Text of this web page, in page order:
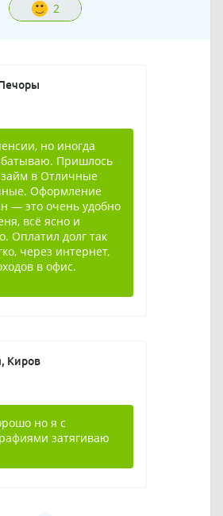
2
но иногда
Пришлось
займ в Отличные
Оформление
— это очень удобно
всё ясно и
Оплатил долг так
через интернет,
в офис.
Киров
но я с
затягиваю